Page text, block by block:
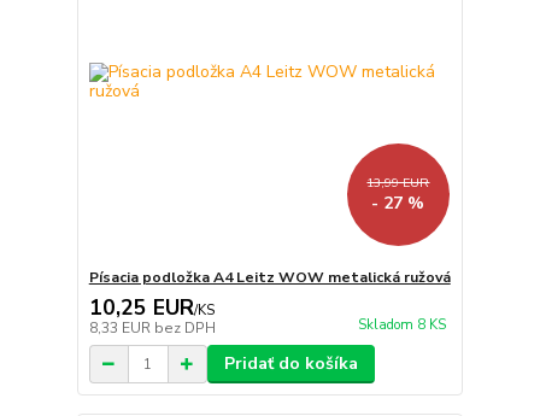
13,99 EUR
- 27 %
Písacia podložka A4 Leitz WOW metalická ružová
10,25 EUR/KS
8,33 EUR bez DPH Skladom 8 KS
Pridať do košíka